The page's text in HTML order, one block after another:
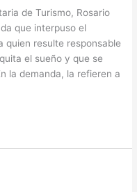
de Turismo, Rosario
que interpuso el
quien resulte responsable
el sueño y que se
la demanda, la refieren a